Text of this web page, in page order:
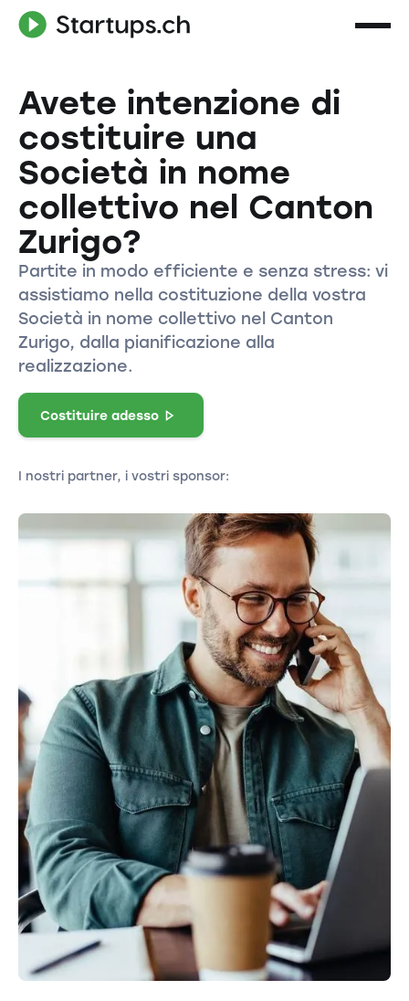
Avete intenzione di
costituire una
Società in nome
collettivo nel Canton
Zurigo?
Partite in modo efficiente e senza stress: vi
assistiamo nella costituzione della vostra
Società in nome collettivo nel Canton
Zurigo, dalla pianificazione alla
realizzazione.
Costituire adesso
I nostri partner, i vostri sponsor: